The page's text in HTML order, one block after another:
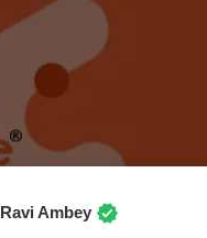
Ravi Ambey